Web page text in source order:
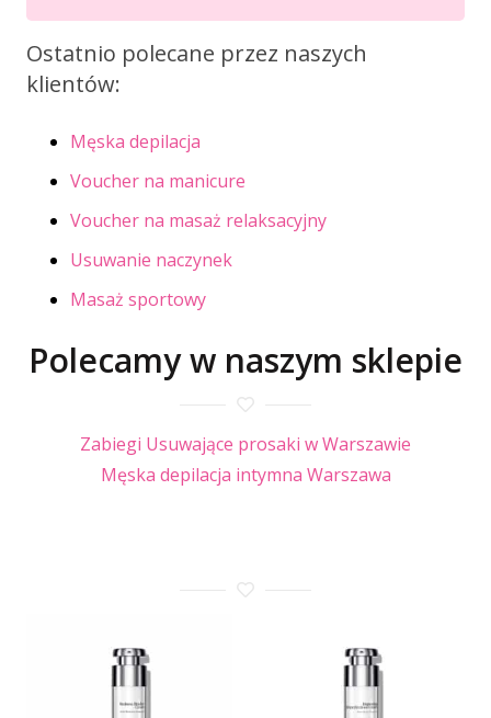
Ostatnio polecane przez naszych
klientów:
Męska depilacja
Voucher na manicure
Voucher na masaż relaksacyjny
Usuwanie naczynek
Masaż sportowy
Polecamy w naszym sklepie
Zabiegi Usuwające prosaki w Warszawie
Męska depilacja intymna Warszawa